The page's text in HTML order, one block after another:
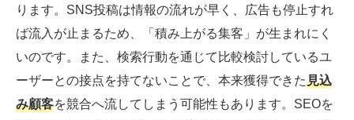
ります。SNS投稿は情報の流れが早く、広告も停止すれ
ば流入が止まるため、「積み上がる集客」が生まれにく
いのです。また、検索行動を通じて比較検討しているユ
ーザーとの接点を持てないことで、本来獲得できた見込
み顧客を競合へ流してしまう可能性もあります。SEOを